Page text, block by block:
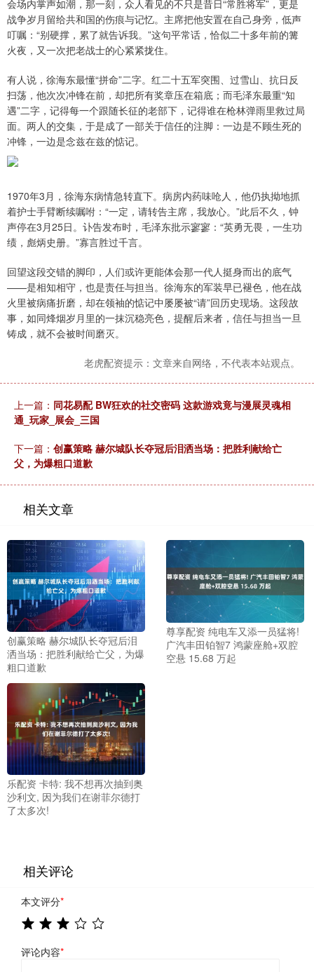
会场内掌声如潮，那一刻，众人看见的不只是昔日“常胜将军”，更是
战争岁月留给共和国的伤痕与记忆。主席把他安置在自己身旁，低声
叮嘱：“别硬撑，累了就告诉我。”这句平常话，恰似二十多年前的篝
火夜，又一次把老战士的心紧紧拢住。
有人说，徐海东最懂“拼命”二字。红二十五军突围、过雪山、抗日反
扫荡，他次次冲锋在前，却把所有奖章压在箱底；而毛泽东最重“知
遇”二字，记得每一个跟随长征的老部下，记得谁在枪林弹雨里救过局
面。两人的交集，于是成了一部关于信任的注脚：一边是不顾生死的
冲锋，一边是念兹在兹的惦记。
1970年3月，徐海东病情急转直下。病房内药味呛人，他仍执拗地抓
着护士手臂断续嘱咐：“一定，请转告主席，我放心。”此后不久，钟
声停在3月25日。讣告发布时，毛泽东批示寥寥：“英勇无畏，一生功
绩，彪炳史册。”寡言胜过千言。
回望这段交错的脚印，人们或许更能体会那一代人挺身而出的底气
——是相知相守，也是责任与担当。徐海东的军装早已褪色，他在战
火里被病痛折磨，却在领袖的惦记中屡屡被“请”回历史现场。这段故
事，如同烽烟岁月里的一抹沉稳亮色，提醒后来者，信任与担当一旦
铸成，就不会被时间磨灭。
老虎配资提示：文章来自网络，不代表本站观点。
上一篇： 同花易配 BW狂欢的社交密码 这款游戏竟与漫展灵魂相
通_玩家_展会_三国
下一篇： 创赢策略 赫尔城队长夺冠后泪洒当场：把胜利献给亡
父，为爆粗口道歉
相关文章
创赢策略 赫尔城队长夺冠后泪
洒当场：把胜利献给亡父，为爆
粗口道歉
尊享配资 纯电车又添一员猛将!
广汽丰田铂智7 鸿蒙座舱+双腔
空悬 15.68 万起
乐配资 卡特: 我不想再次抽到奥
沙利文, 因为我们在谢菲尔德打
了太多次!
相关评论
本文评分*
评论内容*